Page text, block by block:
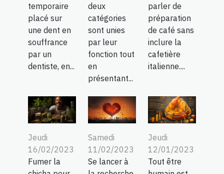
temporaire
placé sur
une dent en
souffrance
par un
dentiste, en...
deux
catégories
sont unies
par leur
fonction tout
en
présentant...
parler de
préparation
de café sans
inclure la
cafetière
italienne....
Jeudi
16/02/2023
Fumer la
Samedi
11/02/2023
Se lancer à
Jeudi
12/01/2023
Tout être